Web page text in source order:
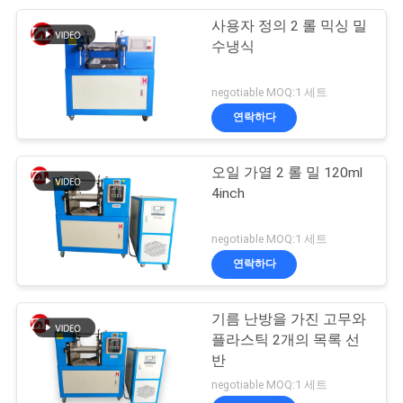
VR
SHOW
이
PRIVACY
POLICY
포장 시험 장비
105
헬멧 시험기
사용자 정의 2 롤 믹싱 밀
수냉식
negotiable MOQ:1 세트
연락하다
오일 가열 2 롤 밀 120ml
4inch
negotiable MOQ:1 세트
연락하다
기름 난방을 가진 고무와
플라스틱 2개의 목록 선
반
negotiable MOQ:1 세트